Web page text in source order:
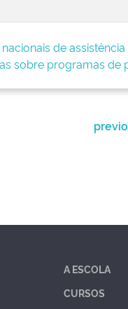
de
sobre programas de
A ESCOLA
CURSOS